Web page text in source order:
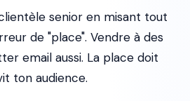
senior en misant tout
de "place". Vendre à des
email aussi. La place doit
ton audience.